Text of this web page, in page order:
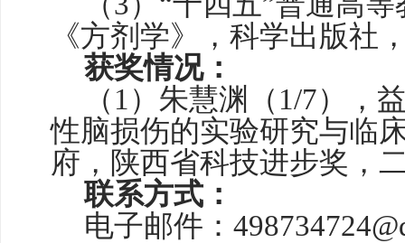
《方剂学》，科学出版社
获奖情况：
（ 1） 朱慧渊（ 1/7），
性脑损伤的实验研究与临
府，陕西省科技进步奖，
联系方式：
电子邮件：